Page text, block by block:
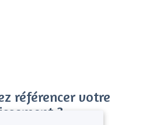
référencer votre
?